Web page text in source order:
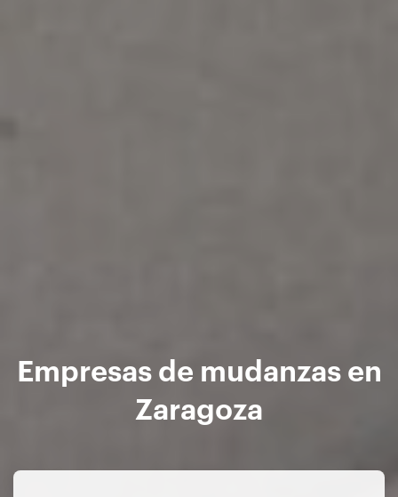
Empresas de mudanzas en
Zaragoza